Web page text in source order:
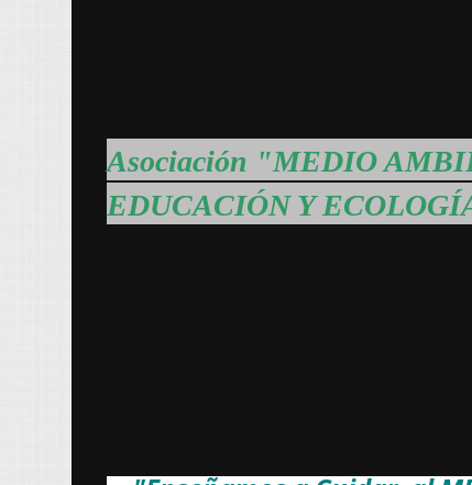
Asociación "MEDIO
EDUCACIÓN Y